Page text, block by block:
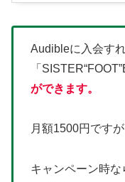
Audibleに入会すれ
「
ができます。
月額1500円ですが
キャンペーン時な